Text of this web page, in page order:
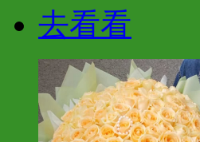
去看看